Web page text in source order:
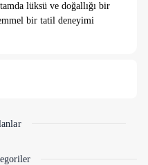
lüksü ve doğallığı bir
bir tatil deneyimi